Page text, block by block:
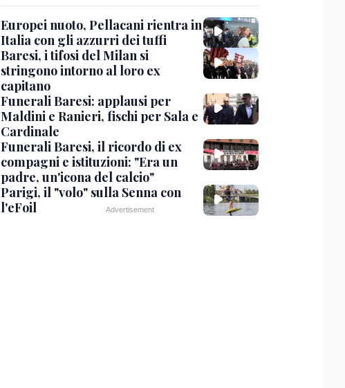
Europei nuoto, Pellacani rientra in
Italia con gli azzurri dei tuffi
Baresi, i tifosi del Milan si
stringono intorno al loro ex
capitano
Funerali Baresi: applausi per
Maldini e Ranieri, fischi per Sala e
Cardinale
Funerali Baresi, il ricordo di ex
compagni e istituzioni: "Era un
padre, un'icona del calcio"
Parigi, il "volo" sulla Senna con
l'eFoil